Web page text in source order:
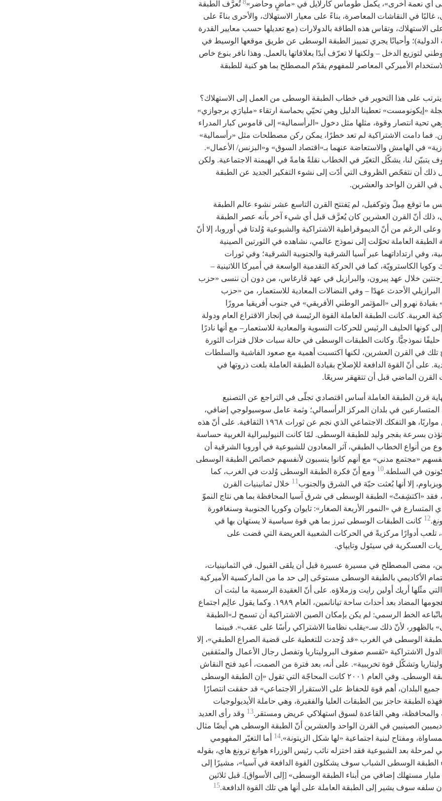
أي نعمة أخرى»، يكمل طوماس كارلايل في «ماضٍ وحاضر»
تُعرَّف الطبقة
غالبًا في النقاشات المعاصرة، بناءً على معيار الاستهلاك، والأحرى بناءً على
الاستهلاك، وتقاس هذه الطاقة بالدولارات (مع تعديلها حسب معايير القدرة
الدولية)؛ وأحيانًا يجري تمييز الطبقة الوسطى عن طريق موقعها الوسيط في
لتوزيع الدخل – ولكنها لا تعرّف أبدًا بعلاقاتها بالعمل. وهذا نافر بنوع خاص
الأميركي المعاصر للمفهوم يقدّم المصطلح بما هو كنية للطبقة
يترتب على هذا التحوير في خطاب الطبقة الوسطى من العمل إلى الاستهلاك؟
«إيكونومست» تعطينا الدليل وهي تحيّي بحماسة ارتقاء «مليارَي برجوازي»
تحية انتصار وقوة، مثلها مثل دخول «الرأسمالية» إلى قاموس كبار المدراء
فما دامت الاشتراكية لم تعد خطرًا، يمكن ركن مصطلحات مثل «رأسمالية»
في الهامش والاستعاضة عنهما بـ«اقتصاد السوق» و«البزنس/ الأعمال».
يتبيّن لنا، يشكّل التغيّر في الخطاب نقلةً هامةً في الهيمنة الاجتماعية. ولكن
ذلك أن نتفحّص الظروف التي أدّت إلى نشوء التفكير الجديد عن الطبقة
في القرن الواحد والعشرين.
ما توقع مِيلّ وتوكفيل، لم يَفتتح القرن التاسع عشر نشوء عالم الطبقة
ذلك أنّ القرن العشرين كان يُعرَّف قبل أي شيء آخر بأنه عصر الطبقة
وعلى الرغم من أنّ الديموقراطية الاشتراكية والشيوعية وُلدتا في أوروبا، إلا أنّ
الطبقة العاملة تحوّلت إلى نموذج عالمي، نشاهده في الثورتين الصينية
وفي ارتداداتهما عبر آسيا الشرقية والجنوبية الشرقية؛ وفي ثورات
وكوبا الكاسترويّة، كما في الحركة التقدمية الواسعة في أميركا اللاتينية –
خلال عهد پيرون، والبرازيل في عهد ڤارغاس، من دون أن ننسى «حزب
البرازيلي الأحدث عهدًا – وفي النضالات المعادية للاستعمار، من «حزب
بقيادة نهرو إلى «المؤتمر الوطني الأفريقي» في جنوب أفريقيا مرورًا
العربية. كانت الطبقة العاملة القوة الرئيسة في إنجاز الاقتراع العام ودولة
إلى كونها الحليف الرئيس للحركات النسوية والمعادية للاستعمار– مع أنها نادرًا
حليفًا نموذجيًّا. وكانت الطبقات الوسطى في حالة سبات خلال فترات الثورة
تلك في القرن العشرين، لكنها اكتسبت أهمية مع صعود الفاشية والسلطات
على أنّ القوة الدافعة للإصلاح بقيادة الطبقة العاملة بلغت ذروتها في
القرن الماضي قبل أن تتقهقر سريعًا.
قرن الطبقة العاملة أساس اقتصادي تجلّى في التراجع عن التصنيع
المتسارعين في بلدان المركز الرأسمالي؛ وثمة عامل سوسيولوجي إضافي،
وإن يكن مواربًا، هو التفكك الاجتماعي الذي نجم عن ثورات ١٩٦٨ الثقافية. على أنّ هذه
بسرعة بفجر وليد للطبقة الوسطى. لمّا كانت النيوليبرالية الغربية حساسة
من أنواع الخطاب الطبقي، آثر المعادون للشيوعية في أوروبا الشرقية أن
«مجتمع مدني» مع أنهم كانوا ينسبون لأنفسهم خصائص الطبقة الوسطى
في السلطة.10 ومع أنّ فكرة الطبقة الوسطى وُلدت في الغرب، كما
إلا أنها بُعثت حيّة في الشرق والجنوب11 خلال ثمانينيات القرن
فقد «اكتشِفتْ» الطبقة الوسطى في شرق آسيا المحافظة بما هي نتاج النموّ
المتسارع في «النمور الأربعة الصغار»: تايوان وكوريا الجنوبية وسنغافورة
12 كانت الطبقات الوسطى تبرز بما هي قوة سياسية لا يستهان بها في
تلعب أدوارًا مركزيةً في الحركات الشعبية العريضة التي قضت على
العسكرية في سيئول وتايپاي.
مضى المصطلح في مسيرة عسيرة قبل أن يلقى القبول. في الثمانينيات،
الأكاديمي بالطبقة الوسطى مستوحًى إلى حد ما من الماركسية الأميركية
التي مثّلها أريك أولين رايت وزملاؤه. على أنّ العقيدة الرسمية ما لبثت أن
نظّمت هجومها المضاد بعد أحداث ساحة تيانانمين، العام ١٩٨٩. وكما يقول عالِم اجتماع
الخط الرسمي: لم يكن بإمكان الصين الاشتراكية أن تسمح لـ«الطبقة
بالظهور، لأنّ ذلك سـ«يقلب نظامنا الاشتراكي رأسًا على عقب». فبينما
الوسطى في الغرب «قد وُجدت للتغطية على قضية الصراع الطبقي»، إلا
الدول الاشتراكية «تَقسم صفوف البروليتاريا وتفصل رجال الأعمال والمثقفين
وتشكّل قوة تخريبية». على أنه، بعد فترة من الصمت، أعيد فتح النقاش
عن الطبقة الوسطى. وفي العام ٢٠٠١ كانت المحاجّة التي تقول «إن الطبقة الوسطى
البلدان، أهم قوة للحفاظ على الاستقرار الاجتماعي» قد حققت انتصارًا
الطبقة حاجز بين الطبقات العليا والفقيرة، وهي حاملة الأيديولوجيات
والمحافظة، وهي القاعدة لسوق استهلاكي عريض ومستقر.13 وقد رأى العديد
الصينيين في القرن الواحد والعشرين أنّ الطبقة الوسطى هي أيضًا مثال
ومفتاح لبنية اجتماعية «لها شكل الزيتونة».14 أما التغيّر المفهومي
لمرحلة بعد الشيوعية فقد اختزله نائب رئيس الوزراء هوانغ ترونغ هاي، بقوله
الطبقة الوسطى الشباب سوف يشكلون القوة الدافعة في آسيا»، مشيرًا إلى
مستهلك إضافي من أبناء الطبقة الوسطى» [إلى الأسواق]. قبل ثلاثين
سلفه سوف يشير إلى الطبقة العاملة على أنها هي تلك القوة الدافعة.15